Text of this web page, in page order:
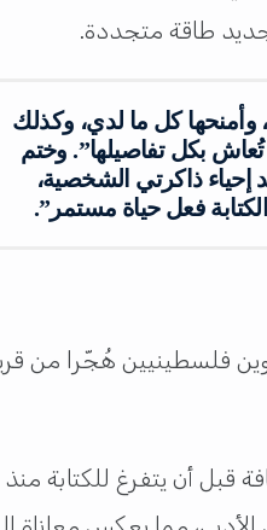
جديد طاقة متجددة.
وأمنحها كل ما لدي، وكذلك
بكل تفاصيلها”. وختم
إحياء ذاكرتي الشخصية،
فعل حياة مستمر”.